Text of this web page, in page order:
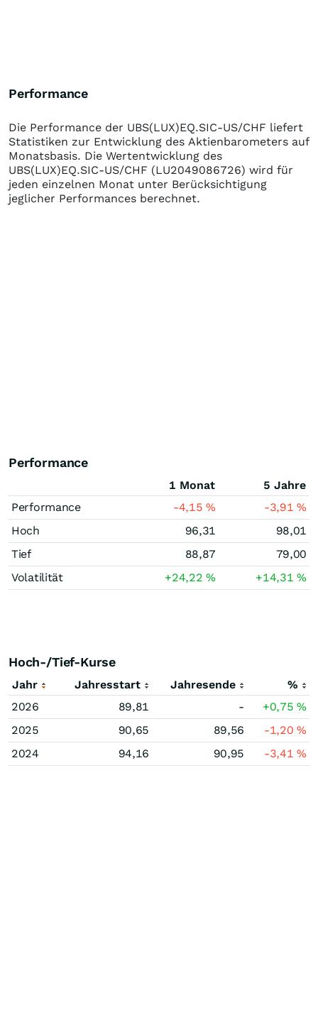
Performance
Die Performance der UBS(LUX)EQ.SIC-US/CHF liefert
Statistiken zur Entwicklung des Aktienbarometers auf
Monatsbasis. Die Wertentwicklung des
UBS(LUX)EQ.SIC-US/CHF (LU2049086726) wird für
jeden einzelnen Monat unter Berücksichtigung
jeglicher Performances berechnet.
Performance
1 Monat
5 Jahre
Performance
-4,15% -3,91%
Hoch
96,31
98,01
Tief
88,87
79,00
Volatilität
+24,22% +14,31%
Hoch-/Tief-Kurse
Jahr Jahresstart Jahresende
%
2026
89,81 - +0,75%
2025
90,65 89,56 -1,20%
2024
94,16 90,95 -3,41%